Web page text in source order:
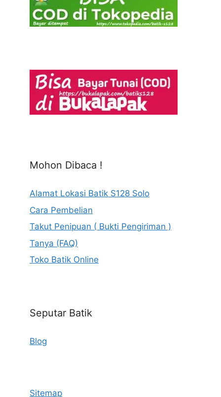
Mohon Dibaca !
Alamat Lokasi Batik S128 Solo
Cara Pembelian
Takut Penipuan ( Bukti Pengiriman )
Tanya (FAQ)
Toko Batik Online
Seputar Batik
Blog
Sitemap